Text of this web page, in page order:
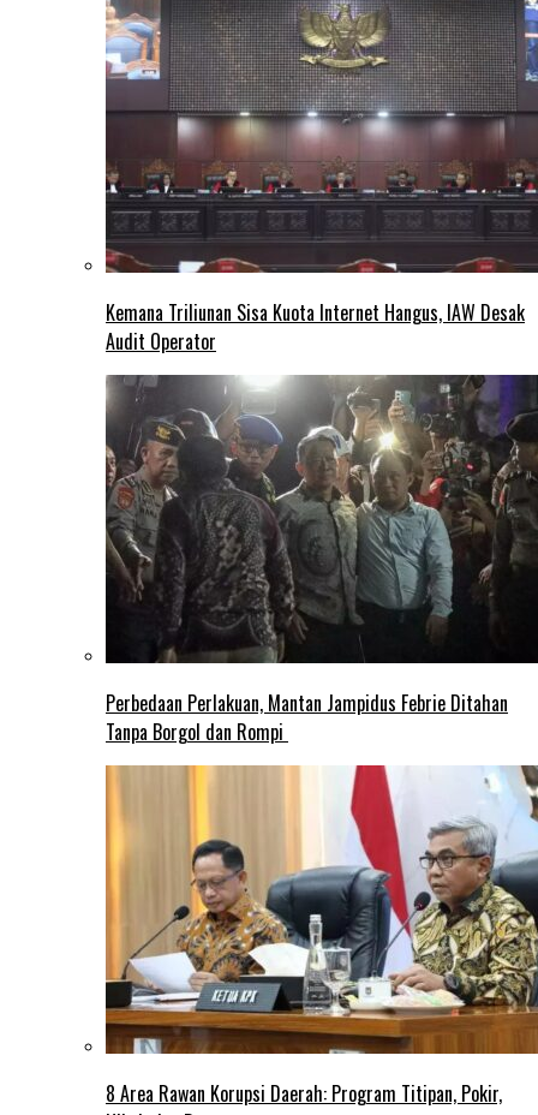
Kemana Triliunan Sisa Kuota Internet Hangus, IAW Desak
Audit Operator
Perbedaan Perlakuan, Mantan Jampidus Febrie Ditahan
Tanpa Borgol dan Rompi
8 Area Rawan Korupsi Daerah: Program Titipan, Pokir,